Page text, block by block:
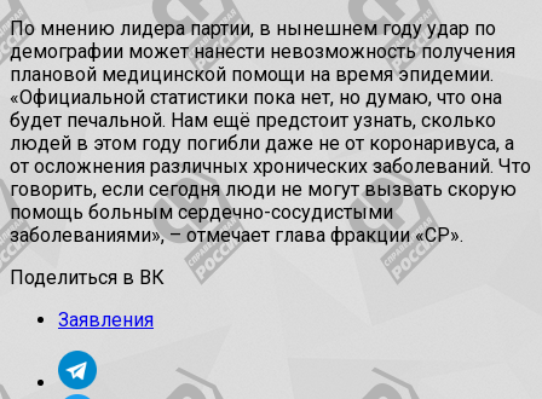
По мнению лидера партии, в нынешнем году удар по
демографии может нанести невозможность получения
плановой медицинской помощи на время эпидемии.
«Официальной статистики пока нет, но думаю, что она
будет печальной. Нам ещё предстоит узнать, сколько
людей в этом году погибли даже не от коронаривуса, а
от осложнения различных хронических заболеваний. Что
говорить, если сегодня люди не могут вызвать скорую
помощь больным сердечно-сосудистыми
заболеваниями», – отмечает глава фракции «СР».
Поделиться в ВК
Заявления